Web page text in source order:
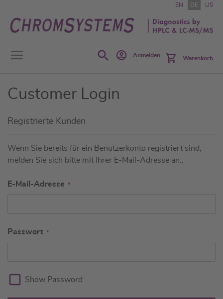
Inhalt
springen
EN DE US
SearchAnmelden Warenkorb
Customer Login
Registrierte Kunden
Wenn Sie bereits für ein Benutzerkonto registriert sind,
melden Sie sich bitte mit Ihrer E-Mail-Adresse an..
E-Mail-Adresse
Passwort
Show Password